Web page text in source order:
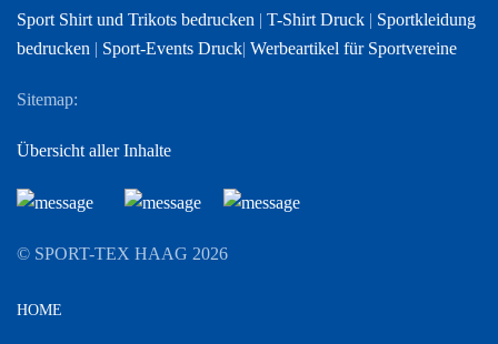
Sport Shirt und Trikots bedrucken | T-Shirt Druck | Sportkleidung
bedrucken | Sport-Events Druck| Werbeartikel für Sportvereine
Sitemap:
Übersicht aller Inhalte
© SPORT-TEX HAAG 2026
HOME